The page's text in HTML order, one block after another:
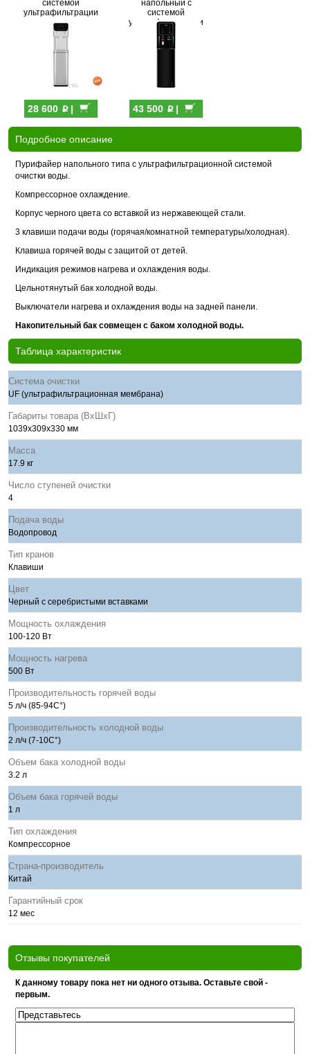
системой
ультрафильтрации
28 600 p|
напольный с
системой
ультрафильтрации
43 500 p|
Подробное описание
Пурифайер напольного типа с ультрафильтрационной системой
очистки воды.
Компрессорное охлаждение.
Корпус черного цвета со вставкой из нержавеющей стали.
3 клавиши подачи воды (горячая/комнатной температуры/холодная).
Клавиша горячей воды с защитой от детей.
Индикация режимов нагрева и охлаждения воды.
Цельнотянутый бак холодной воды.
Выключатели нагрева и охлаждения воды на задней панели.
Накопительный бак совмещен с баком холодной воды.
Таблица характеристик
Система очистки
UF (ультрафильтрационная мембрана)
Габариты товара (ВхШхГ)
1039x309x330 мм
Масса
17.9 кг
Число ступеней очистки
4
Подача воды
Водопровод
Тип кранов
Клавиши
Цвет
Черный с серебристыми вставками
Мощность охлаждения
100-120 Вт
Мощность нагрева
500 Вт
Производительность горячей воды
5 л/ч (85-94C°)
Производительность холодной воды
2 л/ч (7-10C°)
Объем бака холодной воды
3.2 л
Объем бака горячей воды
1 л
Тип охлаждения
Компрессорное
Страна-производитель
Китай
Гарантийный срок
12 мес
Отзывы покупателей
К данному товару пока нет ни одного отзыва. Оставьте свой -
первым.